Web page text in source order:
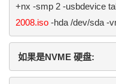
+nx -smp 2 -usbdevice
2008.iso -hda /dev/sda -